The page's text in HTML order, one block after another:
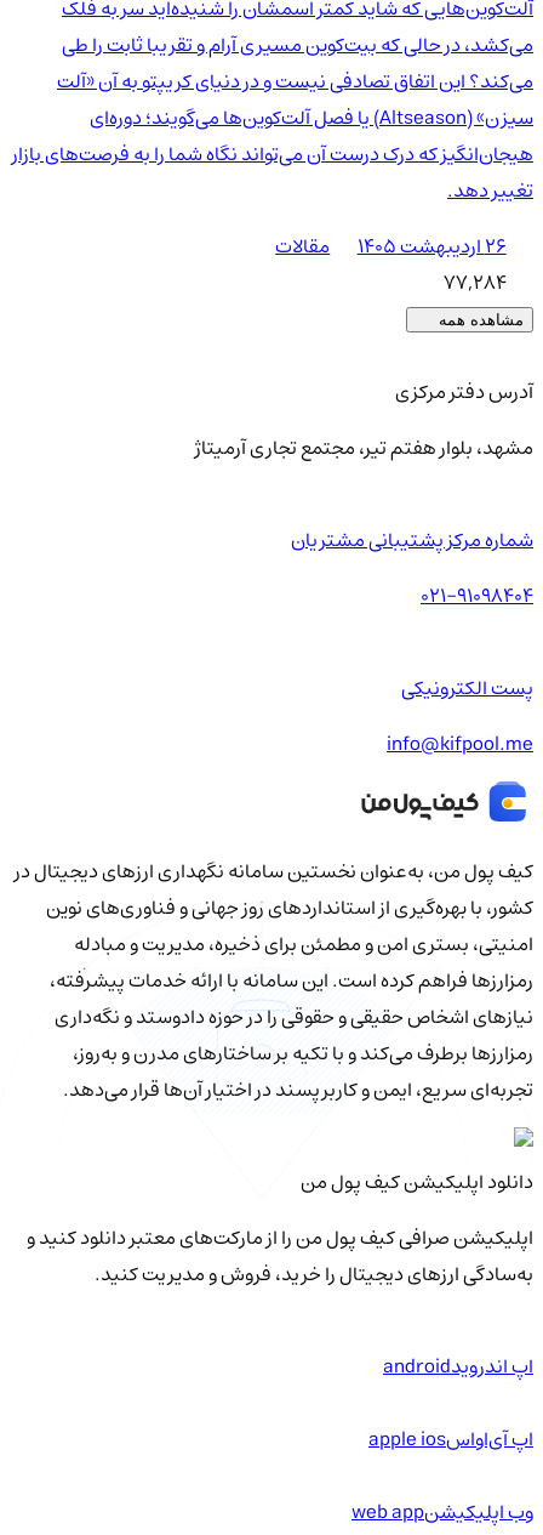
آلت‌کوین‌هایی که شاید کمتر اسمشان را شنیده‌اید سر به فلک
می‌کشد، در حالی که بیت‌کوین مسیری آرام و تقریبا ثابت را طی
می‌کند؟ این اتفاق تصادفی نیست و در دنیای کریپتو به آن «آلت
سیزن» (Altseason) یا فصل آلت‌کوین‌ها می‌گویند؛ دوره‌ای
هیجان‌انگیز که درک درست آن می‌تواند نگاه شما را به فرصت‌های بازار
تغییر دهد.
۲۶ اردیبهشت ۱۴۰۵
مقالات
77,284
مشاهده همه
آدرس دفتر مرکزی
مشهد، بلوار هفتم تیر، مجتمع تجاری آرمیتاژ
شماره مرکز پشتیبانی مشتریان
021-91098404
پست الکترونیکی
info@kifpool.me
کیف‌ پول من، به‌عنوان نخستین سامانه نگهداری ارزهای دیجیتال در
کشور، با بهره‌گیری از استانداردهای روز جهانی و فناوری‌های نوین
امنیتی، بستری امن و مطمئن برای ذخیره، مدیریت و مبادله
رمزارزها فراهم کرده است. این سامانه با ارائه خدمات پیشرفته،
نیازهای اشخاص حقیقی و حقوقی را در حوزه دادوستد و نگه‌داری
رمزارزها برطرف می‌کند و با تکیه بر ساختارهای مدرن و به‌روز،
تجربه‌ای سریع، ایمن و کاربرپسند در اختیار آن‌ها قرار می‌دهد.
دانلود اپلیکیشن کیف‌ پول من
اپلیکیشن صرافی کیف پول من را از مارکت‌های معتبر دانلود کنید و
به‌سادگی ارزهای دیجیتال را خرید، فروش و مدیریت کنید.
اپ اندرویدandroid
اپ آی‌او‌اسapple ios
وب اپلیکیشنweb app